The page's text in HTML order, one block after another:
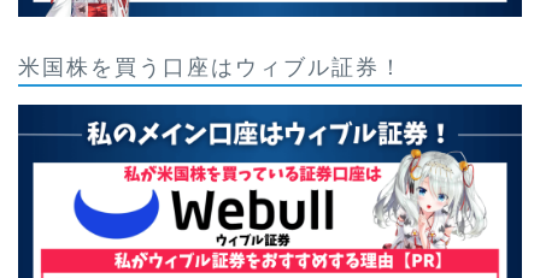
米国株を買う口座はウィブル証券！